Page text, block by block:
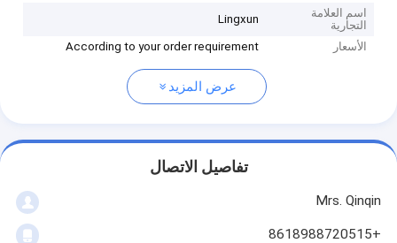
اسم العلامة
التجارية
Lingxun
الأسعار According to your order requirement
عرض المزيد
تفاصيل الاتصال
Mrs. Qinqin
+8618988720515